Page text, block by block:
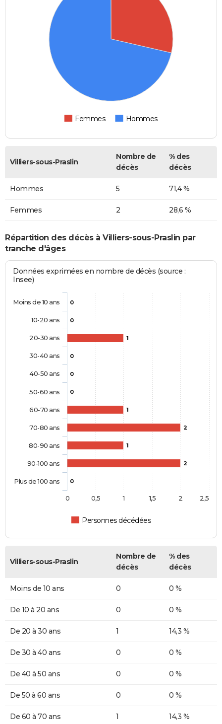
Femmes Hommes
Villiers-sous-Praslin
Nombre de
décès
% des
décès
Hommes 5 71,4 %
Femmes 2 28,6 %
Répartition des décès à Villiers-sous-Praslin par
tranche d'âges
Données exprimées en nombre de décès (source :
Insee)
0
0
1
0
0
0
1
2
1
2
0
Personnes décédées
Moins de 10 ans
10-20 ans
20-30 ans
30-40 ans
40-50 ans
50-60 ans
60-70 ans
70-80 ans
80-90 ans
90-100 ans
Plus de 100 ans
0 0,5 1 1,5 2 2,5
Villiers-sous-Praslin
Nombre de
décès
% des
décès
Moins de 10 ans 0 0 %
De 10 à 20 ans 0 0 %
De 20 à 30 ans 1 14,3 %
De 30 à 40 ans 0 0 %
De 40 à 50 ans 0 0 %
De 50 à 60 ans 0 0 %
De 60 à 70 ans 1 14,3 %